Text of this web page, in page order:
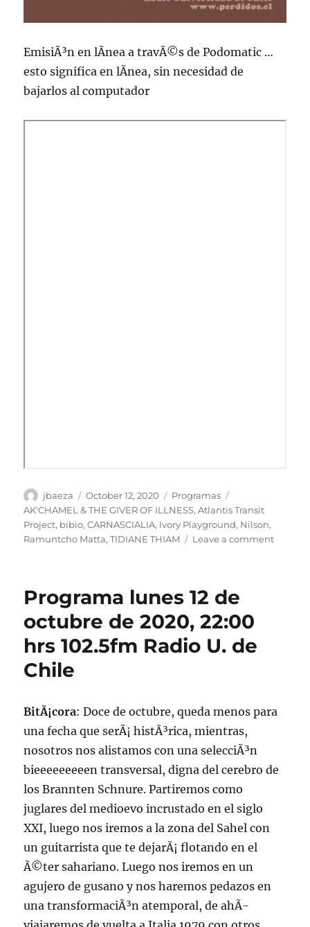
EmisiÃ³n en lÃ­nea a travÃ©s de Podomatic …
esto significa en lÃ­nea, sin necesidad de
bajarlos al computador
Author
jbaeza
Posted
on
October 12, 2020 Categories
Programas
AK'CHAMEL & THE GIVER OF ILLNESS,Atlantis Transit
Project, bibio,CARNASCIALIA, Ivory Playground, Nilson,
Ramuntcho Matta,TIDIANE THIAM Leave a commenton
Programa lunes 12 de
octubre de 2020, 22:00
hrs 102.5fm Radio U. de
Chile
BitÃ¡cora: Doce de octubre, queda menos para
una fecha que serÃ¡ histÃ³rica, mientras,
nosotros nos alistamos con una selecciÃ³n
bieeeeeeeeen transversal, digna del cerebro de
los Brannten Schnure. Partiremos como
juglares del medioevo incrustado en el siglo
XXI, luego nos iremos a la zona del Sahel con
un guitarrista que te dejarÃ¡ flotando en el
Ã©ter sahariano. Luego nos iremos en un
agujero de gusano y nos haremos pedazos en
una transformaciÃ³n atemporal, de ahÃ­